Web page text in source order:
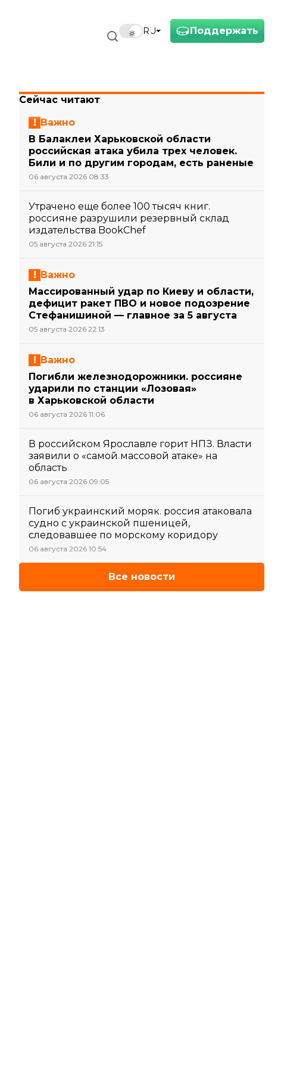
Поддержать
RU
Сейчас читают
Важно
В Балаклеи Харьковской области
российская атака убила трех человек.
Били и по другим городам, есть раненые
06 августа 2026 08:33
Утрачено еще более 100 тысяч книг.
россияне разрушили резервный склад
издательства BookChef
05 августа 2026 21:15
Важно
Массированный удар по Киеву и области,
дефицит ракет ПВО и новое подозрение
Стефанишиной — главное за 5 августа
05 августа 2026 22:13
Важно
Погибли железнодорожники. россияне
ударили по станции «Лозовая»
в Харьковской области
06 августа 2026 11:06
В российском Ярославле горит НПЗ. Власти
заявили о «самой массовой атаке» на
область
06 августа 2026 09:05
Погиб украинский моряк. россия атаковала
судно с украинской пшеницей,
следовавшее по морскому коридору
06 августа 2026 10:54
Все новости